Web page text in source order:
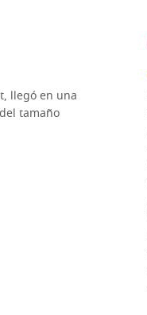
llegó en una
tamaño